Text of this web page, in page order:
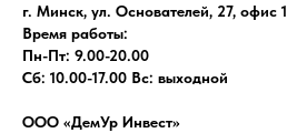
г. Минск, ул. Основателей, 27, офис 1
Время работы:
Пн-Пт: 9.00-20.00
Сб: 10.00-17.00 Вс: выходной
ООО «ДемУр Инвест»